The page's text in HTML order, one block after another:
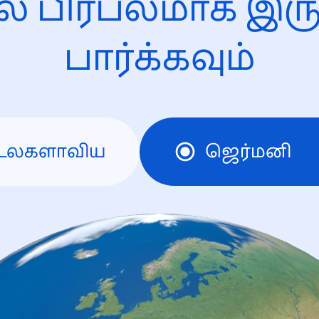
பார்க்கவும்
ஜெர்மனி